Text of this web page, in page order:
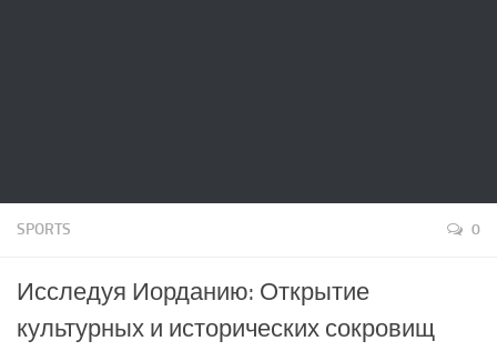
SPORTS 0
Исследуя Иорданию: Открытие
культурных и исторических сокровищ